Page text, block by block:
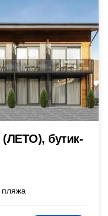
(ЛЕТО), бутик-